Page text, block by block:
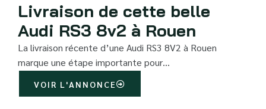
Livraison de cette belle
Audi RS3 8v2 à Rouen
La livraison récente d’une Audi RS3 8V2 à Rouen
marque une étape importante pour…
VOIR L'ANNONCE